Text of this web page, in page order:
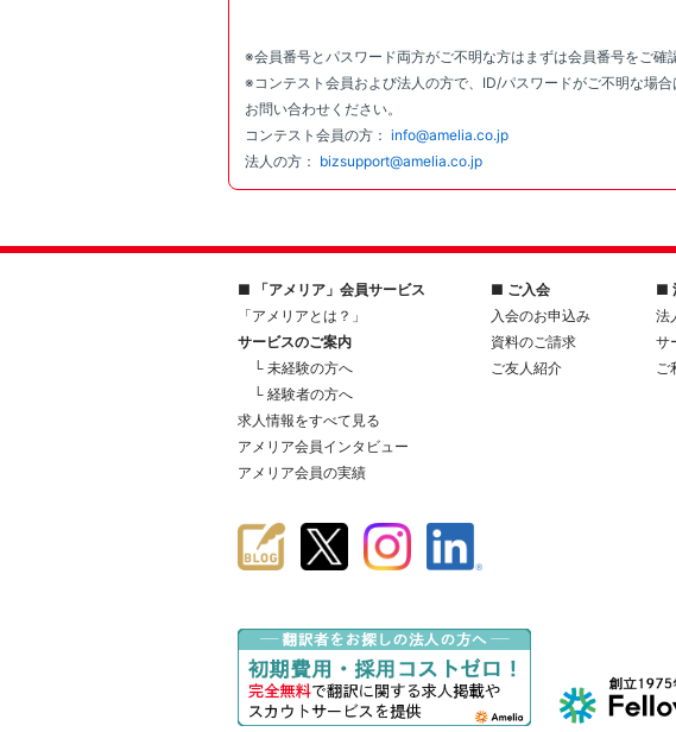
※会員番号とパスワード両方がご不明な方はまずは会員番号をご確
※コンテスト会員および法人の方で、ID/パスワードがご不明な場
お問い合わせください。
コンテスト会員の方： info@amelia.co.jp
法人の方： bizsupport@amelia.co.jp
■ 「アメリア」会員サービス
「アメリアとは？」
サービスのご案内
└ 未経験の方へ
└ 経験者の方へ
求人情報をすべて見る
アメリア会員インタビュー
アメリア会員の実績
■ ご入会
入会のお申込み
資料のご請求
ご友人紹介
■
法
サ
ご